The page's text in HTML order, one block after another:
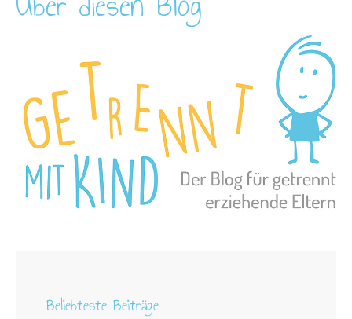
Beliebteste Beiträge